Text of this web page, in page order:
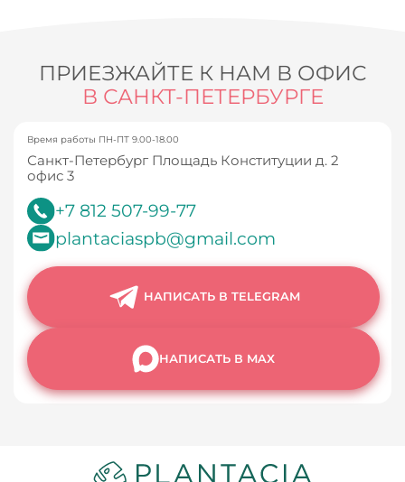
ПРИЕЗЖАЙТЕ К НАМ В ОФИС
В САНКТ-ПЕТЕРБУРГЕ
Время работы ПН-ПТ 9.00-18.00
Санкт-Петербург Площадь Конституции д. 2
офис 3
+7 812 507-99-77
plantaciaspb@gmail.com
НАПИСАТЬ В TELEGRAM
НАПИСАТЬ В MAX